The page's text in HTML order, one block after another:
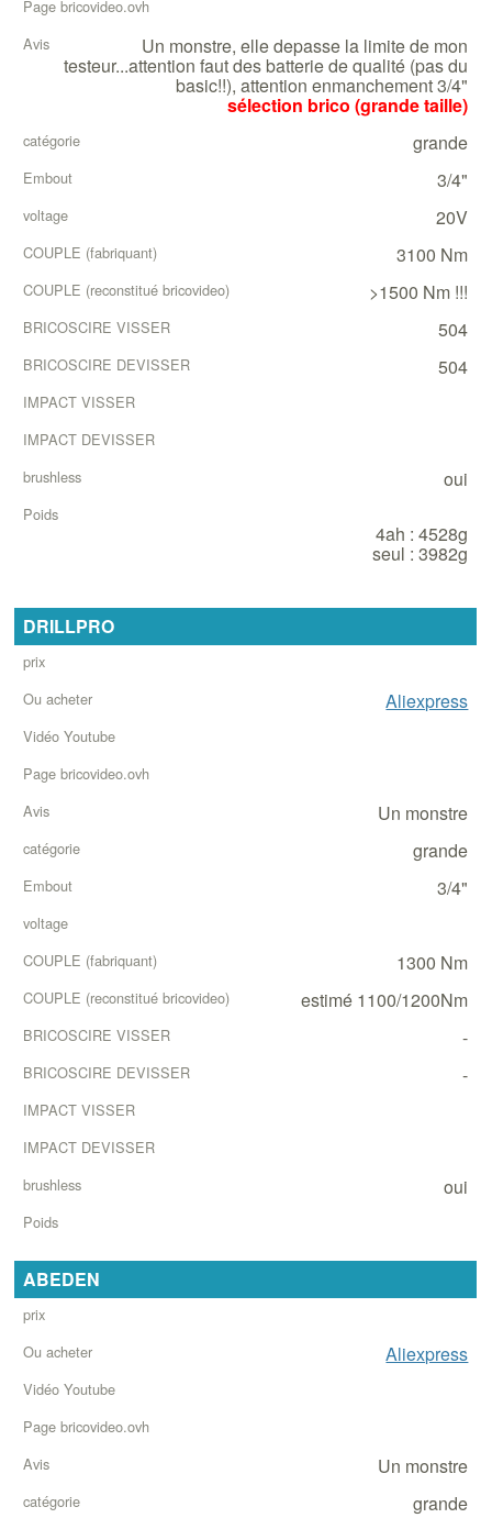
Ma
Vidéo
Page
Avis_sur_la_cle_chocs
Catégorie
Embout
Couple
desserage
reconstitué
(1)
Bricoscore
Visser
Impact
Visser
Impact
Brushless
Poids_avec_batterie
Un monstre, elle depasse la limite de mon
testeur...attention faut des batterie de qualité (pas du
basic!!), attention enmanchement 3/4"
sélection brico (grande taille)
grande
3/4"
20V
3100 Nm
>1500 Nm !!!
504
504
oui
4ah : 4528g
seul : 3982g
DRILLPRO
Aliexpress
Un monstre
grande
3/4"
1300 Nm
estimé 1100/1200Nm
-
-
oui
ABEDEN
Aliexpress
Un monstre
grande